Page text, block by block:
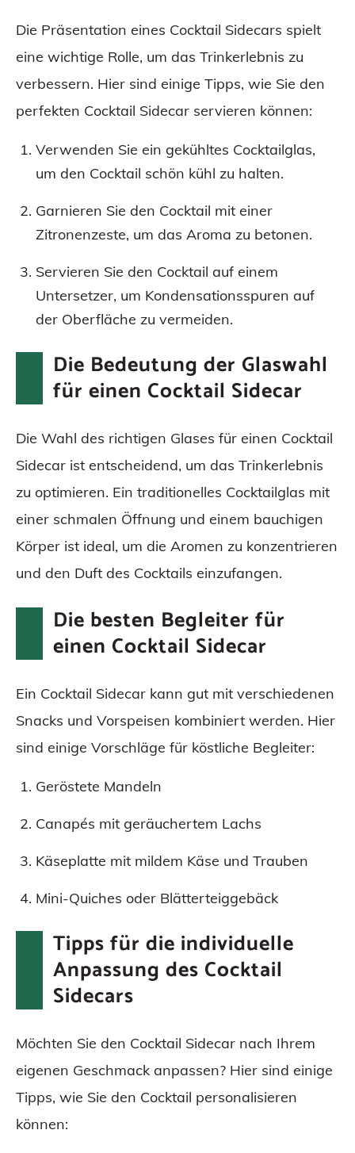
Die Präsentation eines Cocktail Sidecars spielt
eine wichtige Rolle, um das Trinkerlebnis zu
verbessern. Hier sind einige Tipps, wie Sie den
perfekten Cocktail Sidecar servieren können:
Verwenden Sie ein gekühltes Cocktailglas,
um den Cocktail schön kühl zu halten.
Garnieren Sie den Cocktail mit einer
Zitronenzeste, um das Aroma zu betonen.
Servieren Sie den Cocktail auf einem
Untersetzer, um Kondensationsspuren auf
der Oberfläche zu vermeiden.
Die Bedeutung der Glaswahl
für einen Cocktail Sidecar
Die Wahl des richtigen Glases für einen Cocktail
Sidecar ist entscheidend, um das Trinkerlebnis
zu optimieren. Ein traditionelles Cocktailglas mit
einer schmalen Öffnung und einem bauchigen
Körper ist ideal, um die Aromen zu konzentrieren
und den Duft des Cocktails einzufangen.
Die besten Begleiter für
einen Cocktail Sidecar
Ein Cocktail Sidecar kann gut mit verschiedenen
Snacks und Vorspeisen kombiniert werden. Hier
sind einige Vorschläge für köstliche Begleiter:
Geröstete Mandeln
Canapés mit geräuchertem Lachs
Käseplatte mit mildem Käse und Trauben
Mini-Quiches oder Blätterteiggebäck
Tipps für die individuelle
Anpassung des Cocktail
Sidecars
Möchten Sie den Cocktail Sidecar nach Ihrem
eigenen Geschmack anpassen? Hier sind einige
Tipps, wie Sie den Cocktail personalisieren
können: